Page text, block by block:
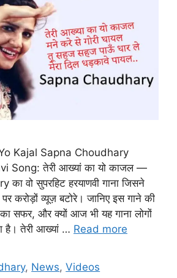
Kajal Sapna Choudhary
Song: तेरी आख्यां का यो काजल —
वो सुपरहिट हरयाणवी गाना जिसने
करोड़ों व्यूज़ बटोरे। जानिए इस गाने की
सफर, और क्यों आज भी यह गाना लोगों
है। तेरी आख्यां … Read more
, News,Videos